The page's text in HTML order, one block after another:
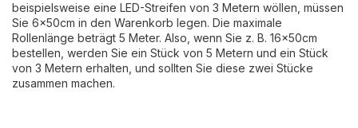
beispielsweise eine LED-Streifen von 3 Metern wöllen, müssen
Sie 6x50cm in den Warenkorb legen. Die maximale
Rollenlänge beträgt 5 Meter. Also, wenn Sie z. B. 16x50cm
bestellen, werden Sie ein Stück von 5 Metern und ein Stück
von 3 Metern erhalten, und sollten Sie diese zwei Stücke
zusammen machen.